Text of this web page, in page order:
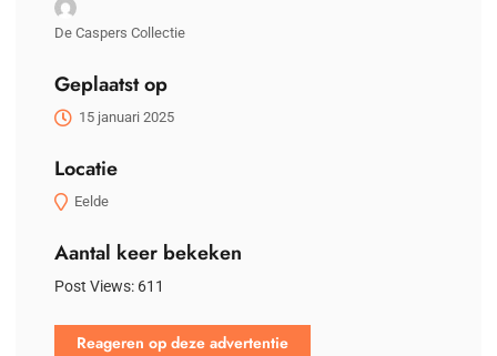
De Caspers Collectie
Geplaatst op
15 januari 2025
Locatie
Eelde
Aantal keer bekeken
Post Views: 611
Reageren op deze advertentie